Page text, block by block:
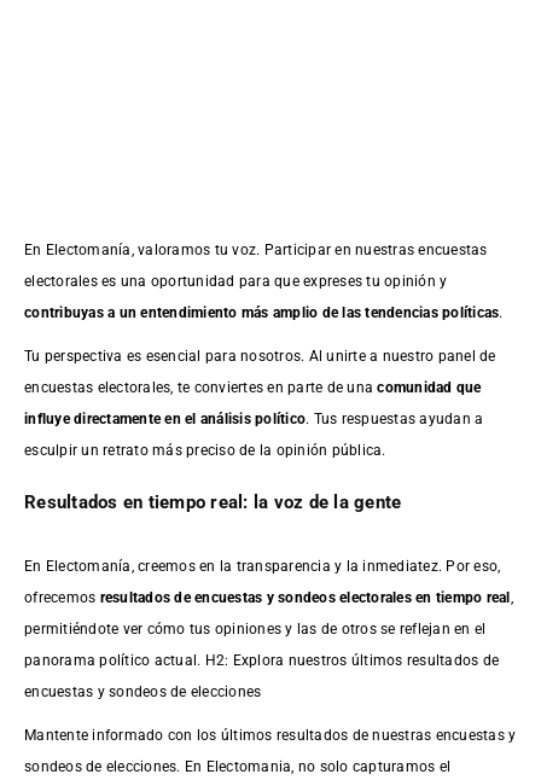
En Electomanía, valoramos tu voz. Participar en nuestras encuestas
electorales es una oportunidad para que expreses tu opinión y
contribuyas a un entendimiento más amplio de las tendencias políticas.
Tu perspectiva es esencial para nosotros. Al unirte a nuestro panel de
encuestas electorales, te conviertes en parte de unacomunidad que
influye directamente en el análisis político. Tus respuestas ayudan a
esculpir un retrato más preciso de la opinión pública.
Resultados en tiempo real: la voz de la gente
En Electomanía, creemos en la transparencia y la inmediatez. Por eso,
ofrecemos resultados deencuestas y sondeos electorales en tiempo real
permitiéndote ver cómo tus opiniones y las de otros se reflejan en el
panorama político actual. H2: Explora nuestros últimos resultados de
encuestas y sondeos de elecciones
Mantente informado con los últimos resultados de nuestras encuestasy
sondeos de elecciones. En Electomania, no solo capturamos el